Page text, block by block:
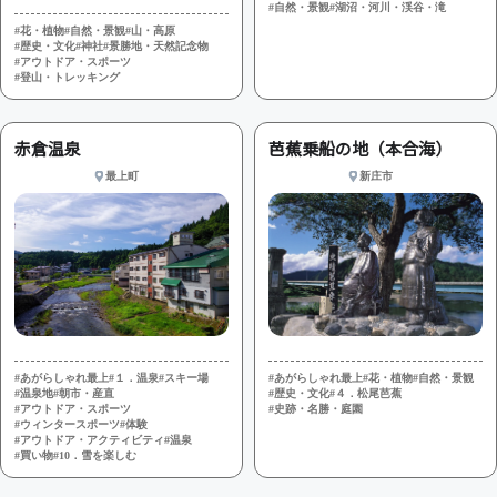
#花・植物#自然・景観#山・高原
#歴史・文化#神社#景勝地・天然記念物
#アウトドア・スポーツ
#登山・トレッキング
#自然・景観#湖沼・河川・渓谷・滝
赤倉温泉
最上町
#あがらしゃれ最上#１．温泉#スキー場
#温泉地#朝市・産直
#アウトドア・スポーツ
#ウィンタースポーツ#体験
#アウトドア・アクティビティ#温泉
#買い物#10．雪を楽しむ
芭蕉乗船の地（本合海）
新庄市
#あがらしゃれ最上#花・植物#自然・景観
#歴史・文化#４．松尾芭蕉
#史跡・名勝・庭園